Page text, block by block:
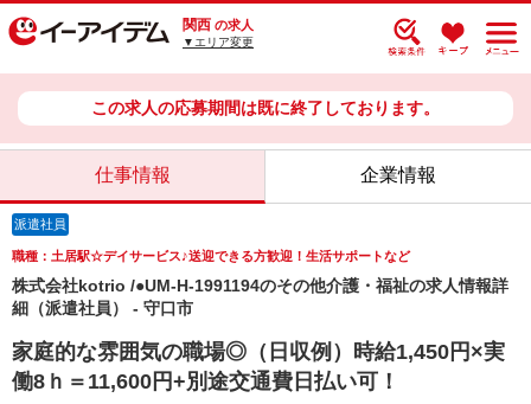
関西 の求人
▼エリア変更
この求人の応募期間は既に終了しております。
仕事情報 企業情報
派遣社員
職種：土居駅☆デイサービス♪送迎できる方歓迎！生活サポートなど
株式会社kotrio /●UM-H-1991194のその他介護・福祉の求人情報詳
細（派遣社員） - 守口市
家庭的な雰囲気の職場◎（日収例）時給1,450円×実
働8ｈ＝11,600円+別途交通費日払い可！